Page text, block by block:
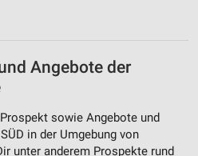
Angebote der
sowie Angebote und
in der Umgebung von
unter anderem Prospekte rund